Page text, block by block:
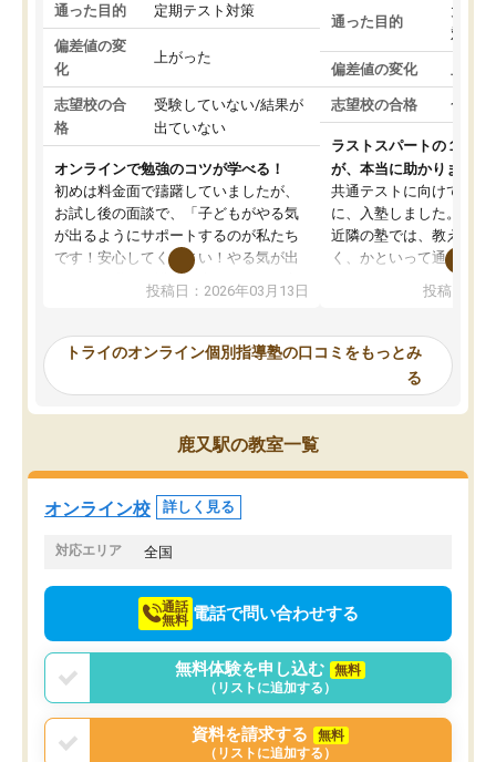
通った目的 定期テスト対策
偏差値の変
化
上がった
志望校の合
格
受験していない/結果が
出ていない
オンラインで勉強のコツが学べる！
初めは料金面で躊躇していましたが、
お試し後の面談で、「子どもがやる気
が出るようにサポートするのが私たち
です！安心してください！やる気が出
ないのは私たち講師の責任です」と言
ってくださり、確かに！と考えて、思
ったんですが、学生の先生から学ぶこ
み、徐々に成績が上がったらいいなと
思っていました。何が今足りないのか
を的確に指導いただき、子どももびっ
くりするほど楽しんでやる気を持って
塾を受けています。狙い通り、少しず
つ成績も上がり、苦手意識も無くなっ
てきたので、さらに苦手な数学も追加
でお願いしました。来年の高校受験に
投稿日：2026年03月13日
通った目的
大学
対策
偏差値の変化
志望校の合格 合格
ラストスパートの１か月
が、本当に助かりました
共通テストに向けての追
に、入塾しました。田舎
近隣の塾では、教えても
く、かといって通うには
可能なので本当に助か
らないところをピンポイ
頂いて、とてもわかり
していました。一生を
スト、多少お金がかかっ
投稿日：
トライのオンライン個別指導塾の口コミをもっとみ
る
鹿又駅の教室一覧
オンライン校 詳しく見る
対応エリア 全国
通話
無料 電話で問い合わせする
無料体験を申し込む
無料
（リストに追加する）
資料を請求する
無料
（リストに追加する）